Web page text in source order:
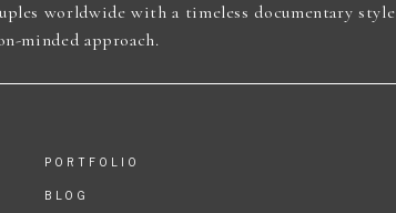
BLOG
PORTFOLIO
worldwide with a timeless documentary style
minded approach.